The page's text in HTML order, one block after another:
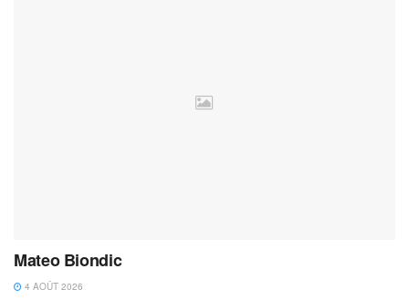
Mateo Biondic
4 AOÛT 2026